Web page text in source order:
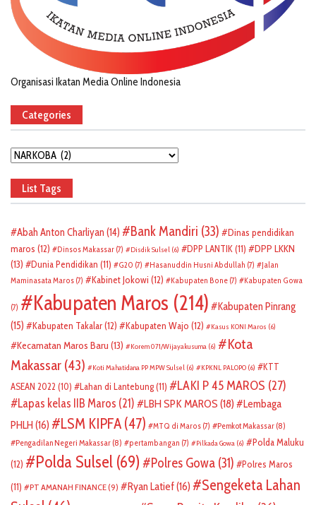
Organisasi Ikatan Media Online Indonesia
Categories
Categories
List Tags
Abah Anton Charliyan (14) Bank Mandiri (33)
Dinas pendidikan
maros (12) Dinsos Makassar (7) Disdik Sulsel (6) DPP LANTIK(11)
DPP LKKN
(13)
Dunia Pendidikan (11) G20 (7) Hasanuddin Husni Abdullah (7)
Jalan
Maminasata Maros (7) Kabinet Jokowi (12) Kabupaten Bone (7) Kabupaten Gowa
(7) Kabupaten Maros (214)
Kabupaten Pinrang
(15)
Kabupaten Takalar(12) Kabupaten Wajo (12) Kasus KONI Maros (6)
Kecamatan Maros Baru (13) Korem 071/Wijayakusuma (6)
Kota
Makassar (43) Koti Mahatidana PP MPW Sulsel (6) KPKNL PALOPO (6)
KTT
ASEAN 2022 (10) Lahan di Lantebung(11) LAKI P 45 MAROS (27)
Lapas kelas IIB Maros (21) LBH SPK MAROS (18)
Lembaga
PHLH (16) LSM KIPFA (47) MTQ di Maros (7) Pemkot Makassar (8)
Pengadilan Negeri Makassar (8) pertambangan (7) Pilkada Gowa (6)
Polda Maluku
(12)
Polda Sulsel (69) Polres Gowa (31)
Polres Maros
(11)
PT AMANAH FINANCE(9) Ryan Latief(16)
Sengeketa Lahan